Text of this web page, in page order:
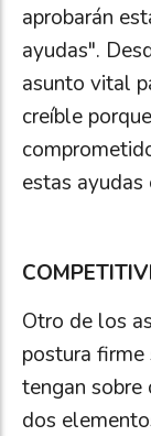
aprobarán
ayudas".
asunto vital
creíble
estas ayudas
Otro de los
postura
tengan sobre
dos